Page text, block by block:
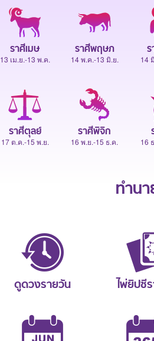
ราศีเมษ
13 เม.ย.-13 พ.ค.
ราศีพฤษภ
14 พ.ค.-13 มิ.ย.
ร
14
ราศีตุลย์
17 ต.ค.-15 พ.ย.
ราศีพิจิก
16 พ.ย.-15 ธ.ค. 16
ทำน
ดูดวงรายวัน ไพ่ยิปซี